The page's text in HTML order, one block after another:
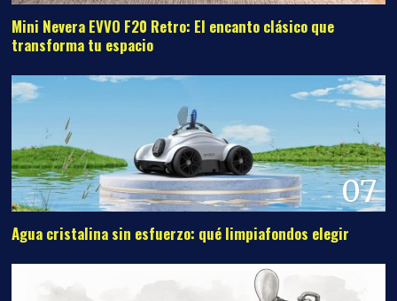
Mini Nevera EVVO F20 Retro: El encanto clásico que
transforma tu espacio
07
Agua cristalina sin esfuerzo: qué limpiafondos elegir